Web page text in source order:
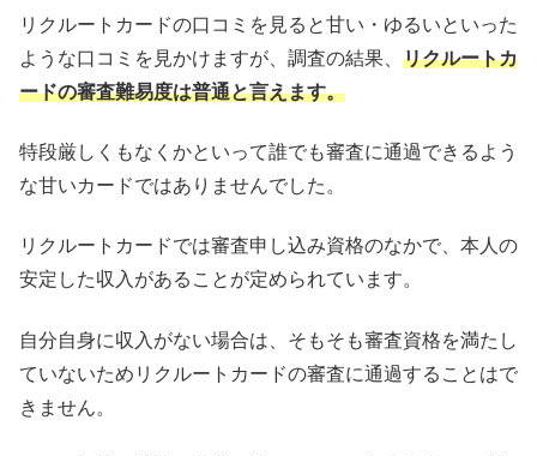
リクルートカードの口コミを見ると甘い・ゆるいといった
ような口コミを見かけますが、調査の結果、 リクルートカ
ードの審査難易度は普通と言えます。
特段厳しくもなくかといって誰でも審査に通過できるよう
な甘いカードではありませんでした。
リクルートカードでは審査申し込み資格のなかで、本人の
安定した収入があることが定められています。
自分自身に収入がない場合は、そもそも審査資格を満たし
ていないためリクルートカードの審査に通過することはで
きません。